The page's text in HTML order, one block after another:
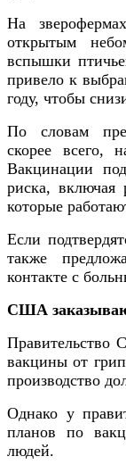
На
открытым
вспышки
привело к
году, чтобы
По словам
скорее всего,
Вакцинации
риска, включая
которые
Если
также
контакте с
США
Правительство
вакцины от
производство
Однако у
планов по
людей.